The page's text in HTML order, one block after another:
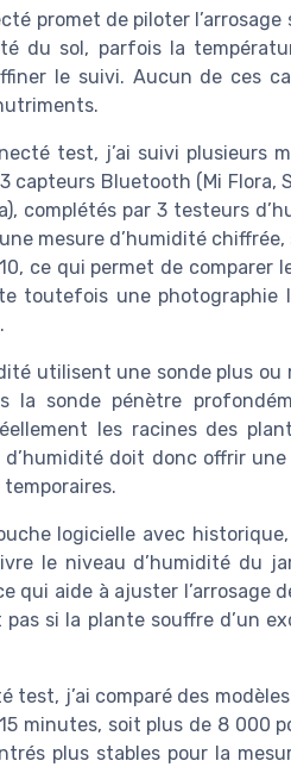
promet de piloter l’arrosage
du sol, parfois la
le suivi. Aucun de ces
test, j’ai suivi plusieurs
capteurs Bluetooth (Mi Flora,
complétés par 3 testeurs
mesure d’humidité
ce qui permet de comparer
toutefois une photographie
utilisent une sonde plus ou
la sonde pénètre
les racines des
doit donc offrir
logicielle avec
le niveau d’humidité du
qui aide à ajuster l’arrosage
si la plante souffre d’un
j’ai comparé des
minutes, soit plus de 8 000
plus stables pour la